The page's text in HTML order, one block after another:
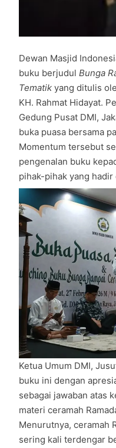
Dewan Masjid
buku berjudul Bunga
Tematik yang ditulis
KH. Rahmat Hidayat.
Gedung Pusat DMI,
buka puasa bersama
Momentum tersebut
pengenalan buku
pihak-pihak yang hadir
Ketua Umum DMI,
buku ini dengan
sebagai jawaban atas
materi ceramah
Menurutnya, ceramah
sering kali terdengar